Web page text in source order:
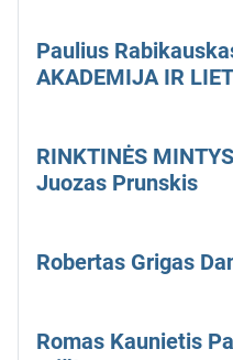
Paulius
AKADEMIJA IR
RINKTINĖS
Juozas Prunskis
Robertas Grigas
Romas Kaunietis